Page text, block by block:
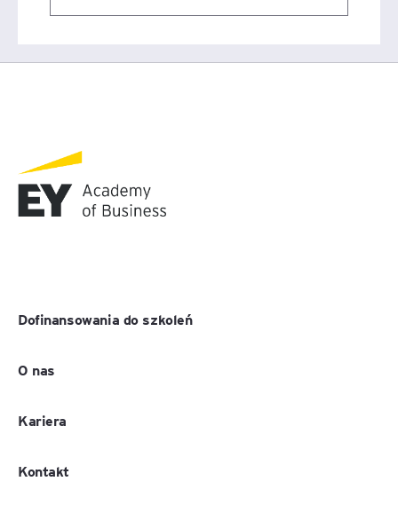
Dofinansowania do szkoleń
O nas
Kariera
Kontakt